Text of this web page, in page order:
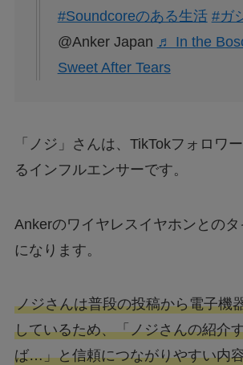
#Soundcoreのある生活 #ガ
@Anker Japan ♬ In the
Sweet After Tears
「ノジ」さんは、TikTokフォロワ
るインフルエンサーです。
Ankerのワイヤレスイヤホンとのタ
になります。
ノジさんは普段の投稿から電子機
しているため、「ノジさんの紹介
ば…」と信頼につながりやすい内